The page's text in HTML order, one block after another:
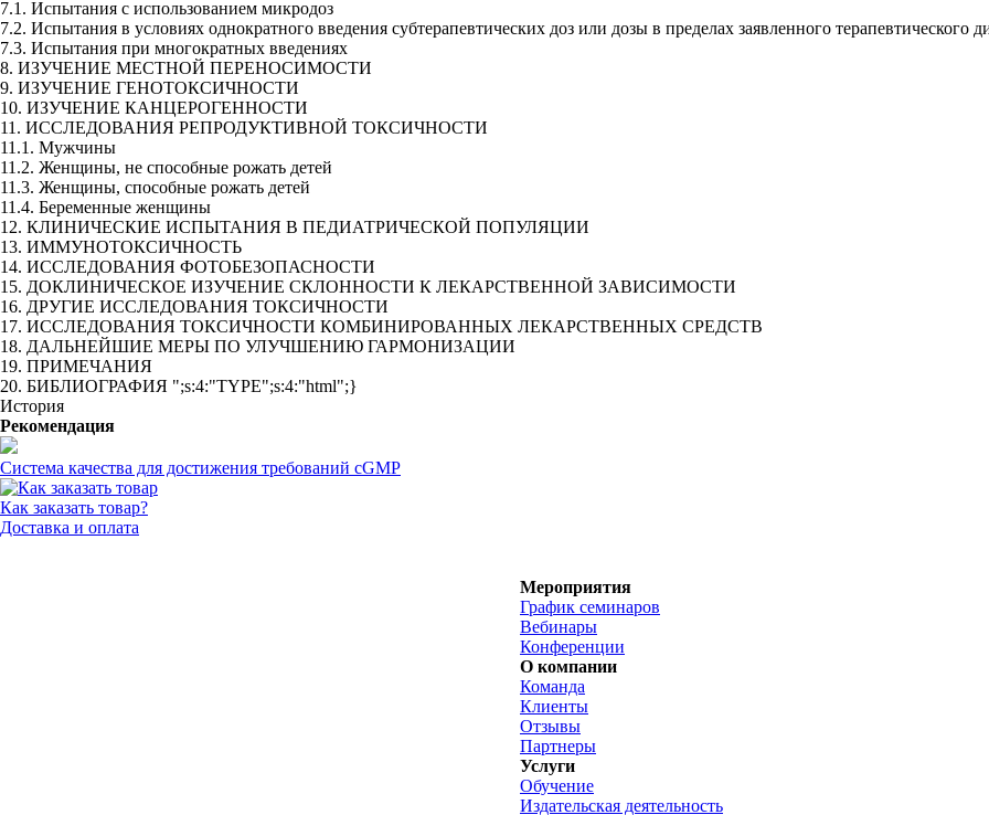
7.1. Испытания с использованием микродоз
7.2. Испытания в условиях однократного введения субтерапевтических доз или дозы в пределах заявленного терапевтического
7.3. Испытания при многократных введениях
8. ИЗУЧЕНИЕ МЕСТНОЙ ПЕРЕНОСИМОСТИ
9. ИЗУЧЕНИЕ ГЕНОТОКСИЧНОСТИ
10. ИЗУЧЕНИЕ КАНЦЕРОГЕННОСТИ
11. ИССЛЕДОВАНИЯ РЕПРОДУКТИВНОЙ ТОКСИЧНОСТИ
11.1. Мужчины
11.2. Женщины, не способные рожать детей
11.3. Женщины, способные рожать детей
11.4. Беременные женщины
12. КЛИНИЧЕСКИЕ ИСПЫТАНИЯ В ПЕДИАТРИЧЕСКОЙ ПОПУЛЯЦИИ
13. ИММУНОТОКСИЧНОСТЬ
14. ИССЛЕДОВАНИЯ ФОТОБЕЗОПАСНОСТИ
15. ДОКЛИНИЧЕСКОЕ ИЗУЧЕНИЕ СКЛОННОСТИ К ЛЕКАРСТВЕННОЙ ЗАВИСИМОСТИ
16. ДРУГИЕ ИССЛЕДОВАНИЯ ТОКСИЧНОСТИ
17. ИССЛЕДОВАНИЯ ТОКСИЧНОСТИ КОМБИНИРОВАННЫХ ЛЕКАРСТВЕННЫХ СРЕДСТВ
18. ДАЛЬНЕЙШИЕ МЕРЫ ПО УЛУЧШЕНИЮ ГАРМОНИЗАЦИИ
19. ПРИМЕЧАНИЯ
20. БИБЛИОГРАФИЯ ";s:4:"TYPE";s:4:"html";}
История
Рекомендация
Система качества для достижения требований cGMP
Как заказать товар?
Доставка и оплата
Мероприятия
График семинаров
Вебинары
Конференции
О компании
Команда
Клиенты
Отзывы
Партнеры
Услуги
Обучение
Издательская деятельность